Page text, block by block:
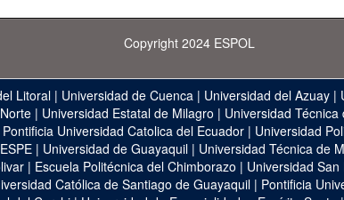
Copyright 2024 ESPOL
Litoral | Universidad de Cuenca | Universidad del Azuay |
| Universidad Estatal de Milagro | Universidad Técnica
Pontificia Universidad Catolica del Ecuador| Universidad
| Universidad de Guayaquil | Universidad Técnica de
| Escuela Politécnica del Chimborazo | Universidad
Católica de Santiago de Guayaquil | Pontificia